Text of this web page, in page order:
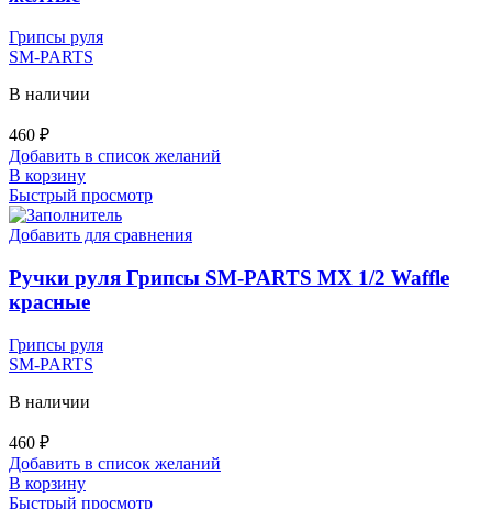
Грипсы руля
SM-PARTS
В наличии
460 ₽
Добавить в список желаний
В корзину
Быстрый просмотр
Добавить для сравнения
Ручки руля Грипсы SM-PARTS MX 1/2 Waffle
красные
Грипсы руля
SM-PARTS
В наличии
460 ₽
Добавить в список желаний
В корзину
Быстрый просмотр